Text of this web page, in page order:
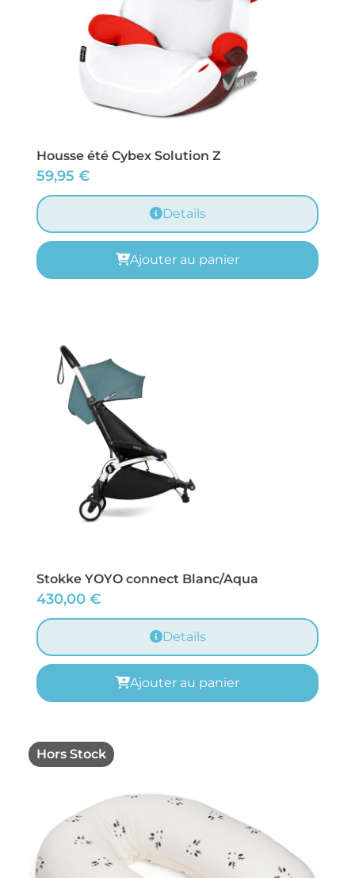
Housse été Cybex Solution Z
59,95 €
Details
Ajouter au panier
Stokke YOYO connect Blanc/Aqua
430,00 €
Details
Ajouter au panier
Hors Stock